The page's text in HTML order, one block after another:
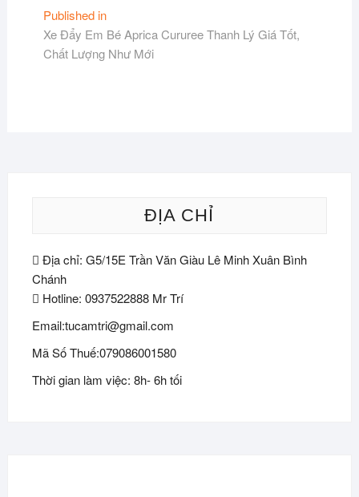
Điều
hướng
Published in
Xe Đẩy Em Bé Aprica Cururee Thanh Lý Giá Tốt,
Chất Lượng Như Mới
ĐỊA CHỈ
Địa chỉ: G5/15E Trần Văn Giàu Lê Minh Xuân Bình
Chánh
Hotline: 0937522888 Mr Trí
Email:tucamtri@gmail.com
Mã Số Thuế:079086001580
Thời gian làm việc: 8h- 6h tối